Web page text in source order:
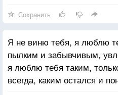
Сохранить
Я не виню тебя, я люблю
пылким и забывчивым,
я люблю тебя таким,
всегда, каким остался и